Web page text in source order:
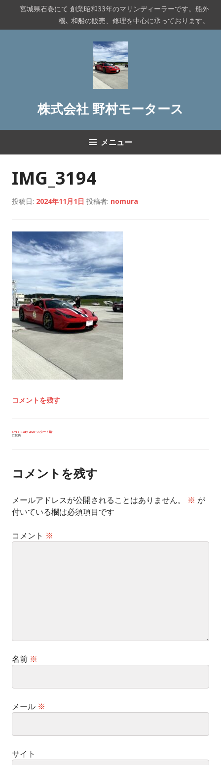
テ
宮城県石巻にて 創業昭和33年のマリンディーラーです。船外
機､ 和船の販売、修理を中心に承っております。
株式会社 野村モータース
メニュー
IMG_3194
投稿日: 2024年11月1日 投稿者: nomura
コメントを残す
投
シ
ョ
Smile Rally 2024 “スタート編”
に投稿
コメントを残す
メールアドレスが公開されることはありません。 ※ が
付いている欄は必須項目です
コメント ※
名前 ※
メール ※
サイト